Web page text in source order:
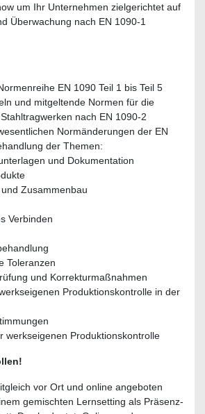
um Ihr Unternehmen zielgerichtet auf
Überwachung nach EN 1090-1
EN 1090 Teil 1 bis Teil 5
und mitgeltende Normen für die
nach EN 1090-2
Normänderungen der EN
der Themen:
und Dokumentation
Zusammenbau
Verbinden
Toleranzen
und Korrekturmaßnahmen
Produktionskontrolle in der
werkseigenen Produktionskontrolle
vor Ort und online angeboten
gemischten Lernsetting als Präsenz-